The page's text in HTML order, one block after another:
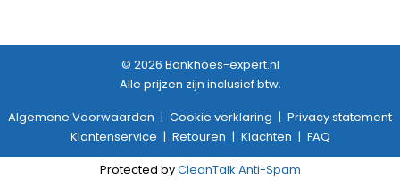
© 2026 Bankhoes-expert.nl
Alle prijzen zijn inclusief btw.
Algemene Voorwaarden | Cookie verklaring | Privacy statement
Klantenservice | Retouren | Klachten | FAQ
Protected byCleanTalk Anti-Spam